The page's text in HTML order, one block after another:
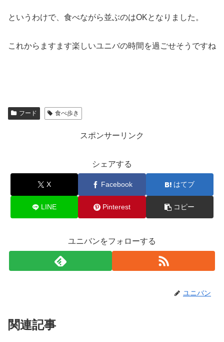
というわけで、食べながら並ぶのはOKとなりました。
これからますます楽しいユニバの時間を過ごせそうですね
フード 食べ歩き
スポンサーリンク
シェアする
X Facebook はてブ
LINE Pinterest コピー
ユニバンをフォローする
ユニバン
関連記事